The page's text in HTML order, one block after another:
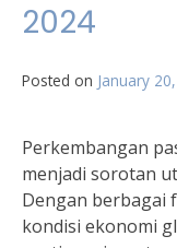
2024
Posted on January
Perkembangan
menjadi sorotan
Dengan berbagai
kondisi ekonomi